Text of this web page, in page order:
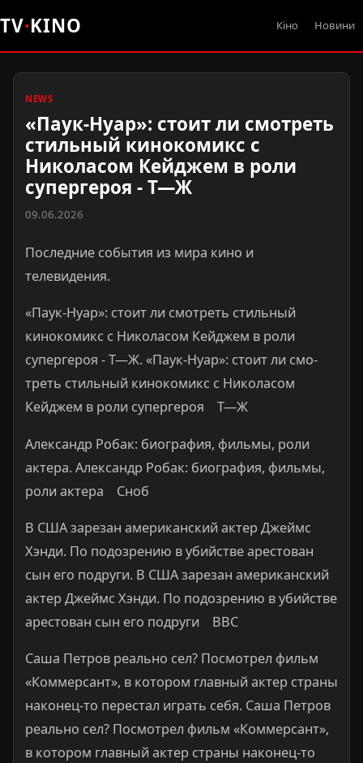
TV·KINO Кіно Новини
NEWS
«Паук-Нуар»: стоит ли ​смо­треть
стильный киноко­микс с
Никола­сом Кейджем в роли
супергероя - Т—Ж
09.06.2026
Последние события из мира кино и
телевидения.
«Паук-Нуар»: стоит ли ​смо­треть стильный
киноко­микс с Никола­сом Кейджем в роли
супергероя - Т—Ж. «Паук-Нуар»: стоит ли ​смо­
треть стильный киноко­микс с Никола­сом
Кейджем в роли супергероя Т—Ж
Александр Робак: биография, фильмы, роли
актера. Александр Робак: биография, фильмы,
роли актера Сноб
В США зарезан американский актер Джеймс
Хэнди. По подозрению в убийстве арестован
сын его подруги. В США зарезан американский
актер Джеймс Хэнди. По подозрению в убийстве
арестован сын его подруги BBC
Саша Петров реально сел? Посмотрел фильм
«Коммерсант», в котором главный актер страны
наконец-то перестал играть себя. Саша Петров
реально сел? Посмотрел фильм «Коммерсант»,
в котором главный актер страны наконец-то